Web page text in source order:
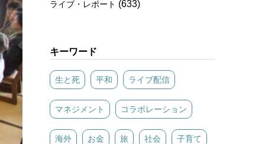
ライブ・レポート (633)
キーワード
生と死 平和 ライブ配信
マネジメント コラボレーション
海外 お金 旅 社会 子育て